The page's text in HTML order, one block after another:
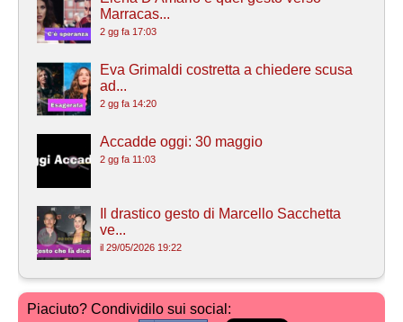
Marracas...
2 gg fa 17:03
Eva Grimaldi costretta a chiedere scusa
ad...
2 gg fa 14:20
Accadde oggi: 30 maggio
2 gg fa 11:03
Il drastico gesto di Marcello Sacchetta
ve...
il 29/05/2026 19:22
Piaciuto? Condividilo sui social: